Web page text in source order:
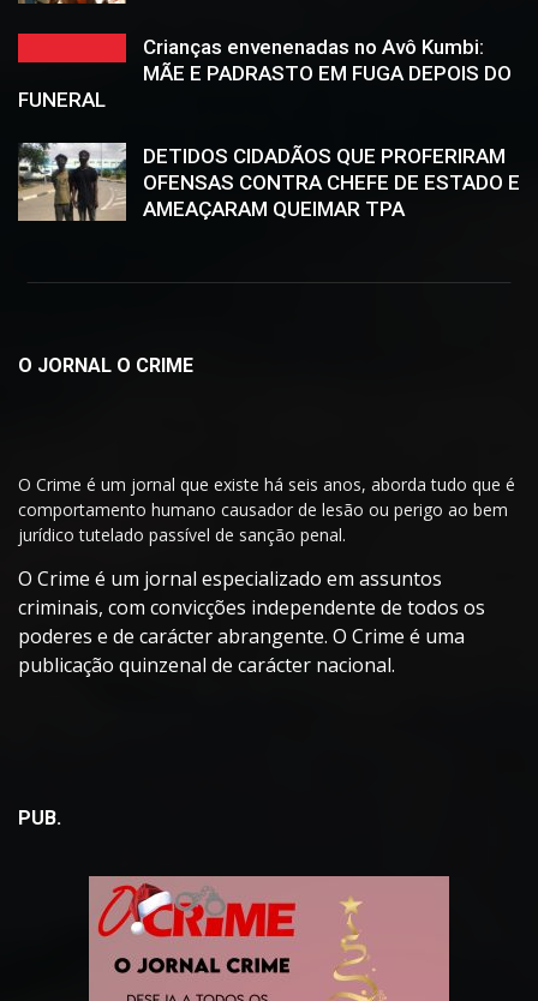
Crianças envenenadas no Avô Kumbi:
MÃE E PADRASTO EM FUGA DEPOIS DO
FUNERAL
DETIDOS CIDADÃOS QUE PROFERIRAM
OFENSAS CONTRA CHEFE DE ESTADO E
AMEAÇARAM QUEIMAR TPA
O JORNAL O CRIME
O Crime é um jornal que existe há seis anos, aborda tudo que é
comportamento humano causador de lesão ou perigo ao bem
jurídico tutelado passível de sanção penal.
O Crime é um jornal especializado em assuntos
criminais, com convicções independente de todos os
poderes e de carácter abrangente. O Crime é uma
publicação quinzenal de carácter nacional.
PUB.